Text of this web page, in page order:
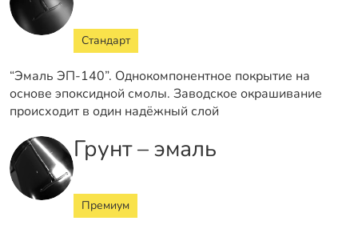
Стандарт
“Эмаль ЭП-140”. Однокомпонентное покрытие на
основе эпоксидной смолы. Заводское окрашивание
происходит в один надёжный слой
Грунт – эмаль
Премиум